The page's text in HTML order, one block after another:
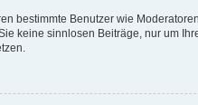
bestimmte Benutzer wie
keine sinnlosen Beiträge, nur um